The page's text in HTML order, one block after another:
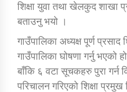
शिक्षा युवा तथा खेलकुद शाखा
बताउनु भयो ।
गाउँपालिका अध्यक्ष पूर्ण प्रसाद
गाउँपालिका घोषणा गर्नु
बाँकि ६ वटा सूचकहरु पुरा गर्न
परिचालन गरिएको शिक्षा